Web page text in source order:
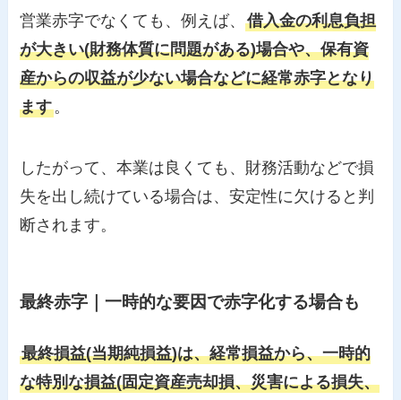
営業赤字でなくても、例えば、借入金の利息負担
が大きい(財務体質に問題がある)場合や、保有資
産からの収益が少ない場合などに経常赤字となり
ます。
したがって、本業は良くても、財務活動などで損
失を出し続けている場合は、安定性に欠けると判
断されます。
最終赤字｜一時的な要因で赤字化する場合も
最終損益(当期純損益)は、経常損益から、一時的
な特別な損益(固定資産売却損、災害による損失、